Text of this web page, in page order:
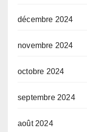
décembre 2024
novembre 2024
octobre 2024
septembre 2024
août 2024